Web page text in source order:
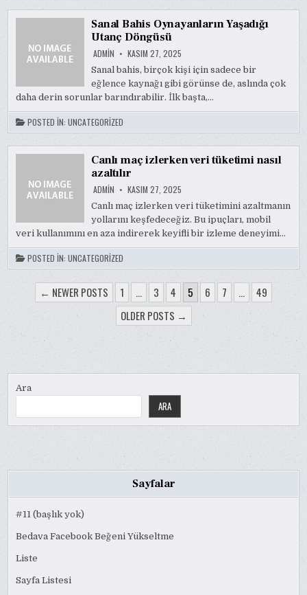
Sanal Bahis Oynayanların Yaşadığı
Utanç Döngüsü
ADMIN KASIM 27, 2025
Sanal bahis, birçok kişi için sadece bir
eğlence kaynağı gibi görünse de, aslında çok
daha derin sorunlar barındırabilir. İlk başta,…
POSTED IN:UNCATEGORIZED
Canlı maç izlerken veri tüketimi nasıl
azaltılır
ADMIN KASIM 27, 2025
Canlı maç izlerken veri tüketimini azaltmanın
yollarını keşfedeceğiz. Bu ipuçları, mobil
veri kullanımını en aza indirerek keyifli bir izleme deneyimi…
POSTED IN:UNCATEGORIZED
YAZI
SAYFALAMASI
← NEWER POSTS 1 … 3 4 5 6 7 …
49
OLDER POSTS →
Ara
ARA
Sayfalar
#11 (başlık yok)
Bedava Facebook Beğeni Yükseltme
Liste
Sayfa Listesi